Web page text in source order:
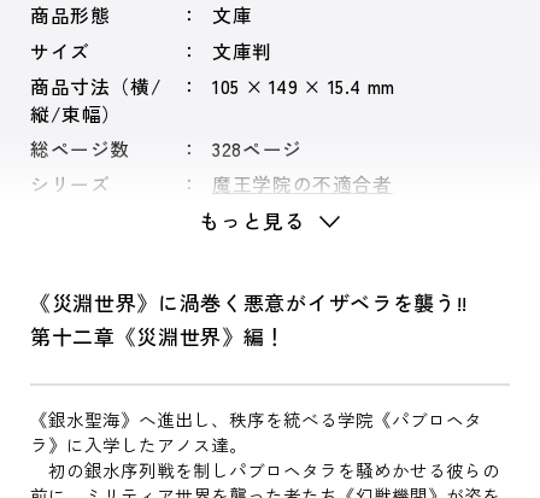
商品形態
文庫
サイズ
文庫判
商品寸法（横/
縦/束幅）
105 × 149 × 15.4 mm
総ページ数
328ページ
シリーズ
魔王学院の不適合者
もっと見る
《災淵世界》に渦巻く悪意がイザベラを襲う!!
第十二章《災淵世界》編！
《銀水聖海》へ進出し、秩序を統べる学院《パブロヘタ
ラ》に入学したアノス達。
初の銀水序列戦を制しパブロヘタラを騒めかせる彼らの